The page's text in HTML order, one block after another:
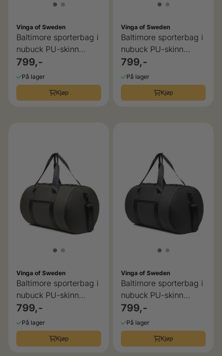
Vinga of Sweden
Baltimore sporterbag i
nubuck PU-skinn
Vinga of Sweden
799,-
På lager
Kjøp
Vinga of Sweden
Baltimore sporterbag i
nubuck PU-skinn
Vinga of Sweden
799,-
På lager
Kjøp
Vinga of Sweden
Baltimore sporterbag i
nubuck PU-skinn
Vinga of Sweden
799,-
På lager
Kjøp
Vinga of Sweden
Baltimore sporterbag i
nubuck PU-skinn
Vinga of Sweden
799,-
På lager
Kjøp